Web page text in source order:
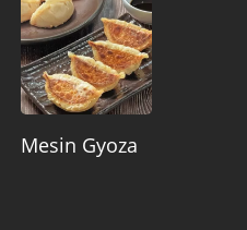
Mesin Gyoza